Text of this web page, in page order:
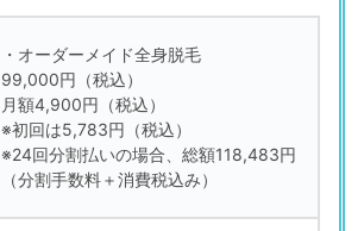
・オーダーメイド全身脱毛
99,000円（税込）
月額4,900円（税込）
※初回は5,783円（税込）
※24回分割払いの場合、総額118,483円
（分割手数料＋消費税込み）